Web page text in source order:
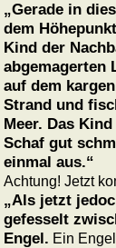
„Gerade in
dem
Kind der
abgemagerten
auf dem
Strand und
Meer. Das
Schaf gut
einmal aus.“
Achtung! Jetzt
„Als jetzt
gefesselt
Engel. Ein